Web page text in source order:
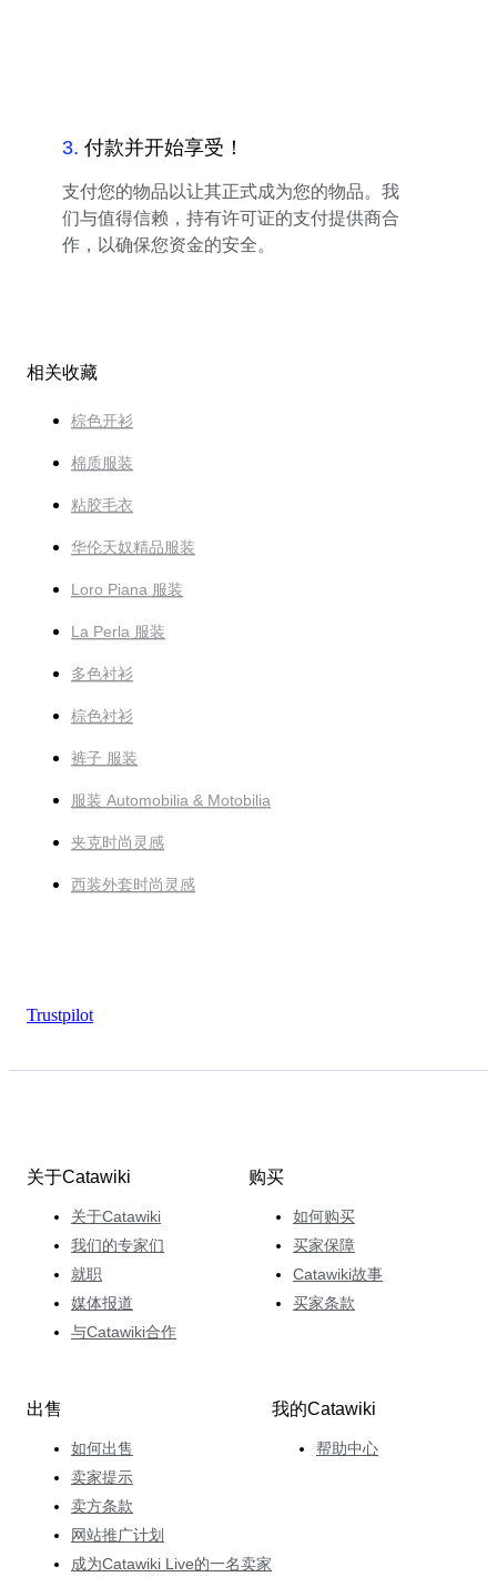
3. 付款并开始享受！
支付您的物品以让其正式成为您的物品。我
们与值得信赖，持有许可证的支付提供商合
作，以确保您资金的安全。
相关收藏
棕色开衫
棉质服装
粘胶毛衣
华伦天奴精品服装
Loro Piana 服装
La Perla 服装
多色衬衫
棕色衬衫
裤子 服装
服装 Automobilia & Motobilia
夹克时尚灵感
西装外套时尚灵感
Trustpilot
关于Catawiki
关于Catawiki
我们的专家们
就职
媒体报道
与Catawiki合作
购买
如何购买
买家保障
Catawiki故事
买家条款
出售
如何出售
卖家提示
卖方条款
网站推广计划
成为Catawiki Live的一名卖家
我的Catawiki
帮助中心